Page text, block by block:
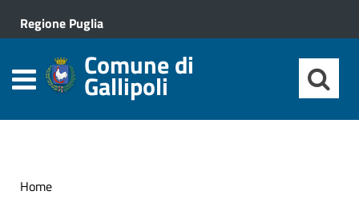
Regione Puglia
Comune di
Gallipoli
Home